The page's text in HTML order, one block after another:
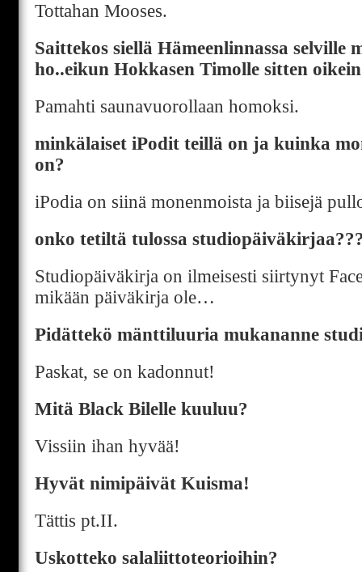
Tottahan Mooses.
Saittekos siellä Hämeenlinnassa selville
ho..eikun Hokkasen Timolle sitten
Pamahti saunavuorollaan homoksi.
minkälaiset iPodit teillä on ja kuinka
on?
iPodia on siinä monenmoista ja biisejä
onko tetiltä tulossa
Studiopäiväkirja on ilmeisesti siirtynyt
mikään päiväkirja ole…
Pidättekö mänttiluuria mukananne
Paskat, se on kadonnut!
Mitä Black Bilelle kuuluu?
Vissiin ihan hyvää!
Hyvät nimipäivät Kuisma!
Tättis pt.II.
Uskotteko salaliittoteorioihin?